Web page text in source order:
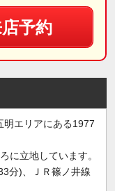
予約
エリアにある1977
に立地しています。
分)、ＪＲ篠ノ井線